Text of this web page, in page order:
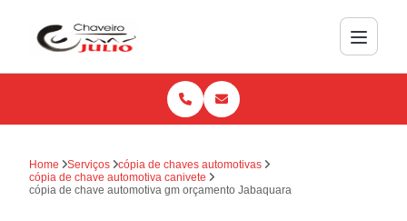
Home Serviços
cópia de chaves automotivas
cópia de chave automotiva canivete
cópia de chave automotiva gm orçamento Jabaquara